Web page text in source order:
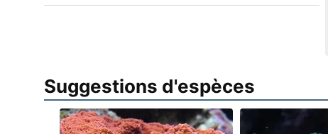
Suggestions d'espèces